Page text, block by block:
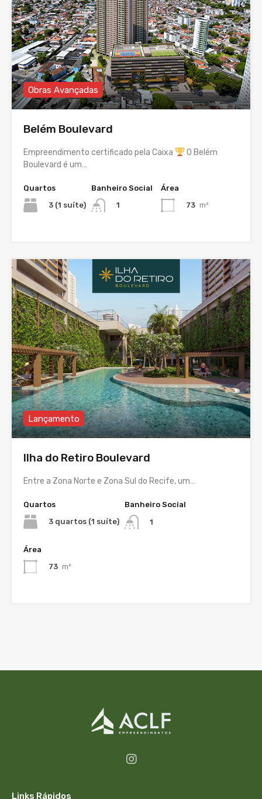
Obras Avançadas
Belém Boulevard
Empreendimento certificado pela Caixa
O Belém
Boulevard é um…
Quartos
3 (1 suíte)
Banheiro Social
1
Área
73 m²
Lançamento
Ilha do Retiro Boulevard
Entre a Zona Norte e Zona Sul do Recife, um…
Quartos
3 quartos (1 suíte)
Banheiro Social
1
Área
73 m²
Links Rápidos